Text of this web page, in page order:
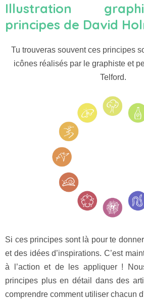
Illustration
principes de David
Tu trouveras souvent ces principes
icônes réalisés par le graphiste et
Telford.
Si ces principes sont là pour te
et des idées d’inspirations. C’est
à l’action et de les appliquer !
principes plus en détail dans des
comprendre comment utiliser chacun